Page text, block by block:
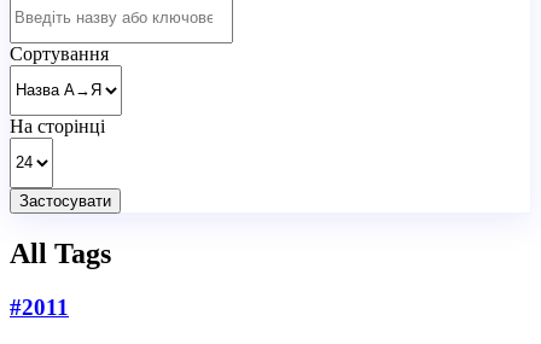
Сортування
На сторінці
Застосувати
All Tags
#2011